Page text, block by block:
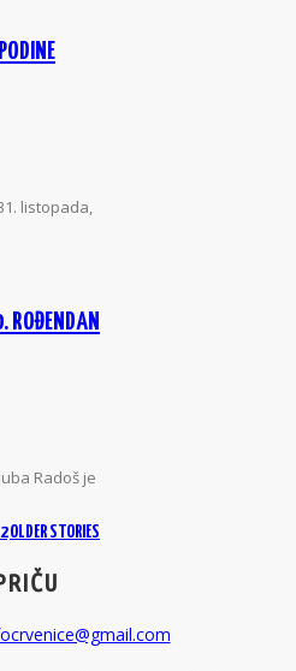
listopada,
ROĐENDAN
Radoš je
OLDER STORIES